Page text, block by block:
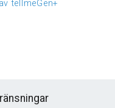
tellmeGen+